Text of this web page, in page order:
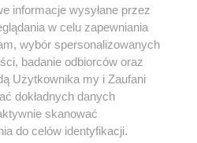
Skontakuj sięz nami
Kontakt
Redakcja
Newsletter
informacje wysyłane przez
w celu zapewniania
wybór spersonalizowanych
badanie odbiorców oraz
Użytkownika my i Zaufani
dokładnych danych
skanować
do celów identyfikacji.